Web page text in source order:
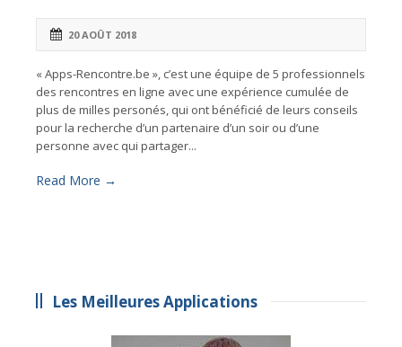
20 AOÛT 2018
« Apps-Rencontre.be », c’est une équipe de 5 professionnels
des rencontres en ligne avec une expérience cumulée de
plus de milles personés, qui ont bénéficié de leurs conseils
pour la recherche d’un partenaire d’un soir ou d’une
personne avec qui partager...
Read More →
Les Meilleures Applications